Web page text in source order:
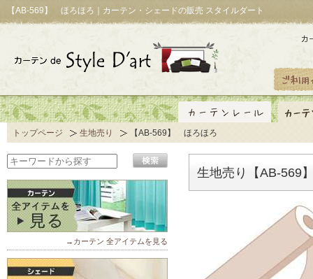
【AB-569】 ほろほろ｜カーテン・シェードの販売 スタイルダート
トップページ 生地売り 【AB-569】 ほろほろ
生地売り【AB-569
→カーテン 全アイテムを見る